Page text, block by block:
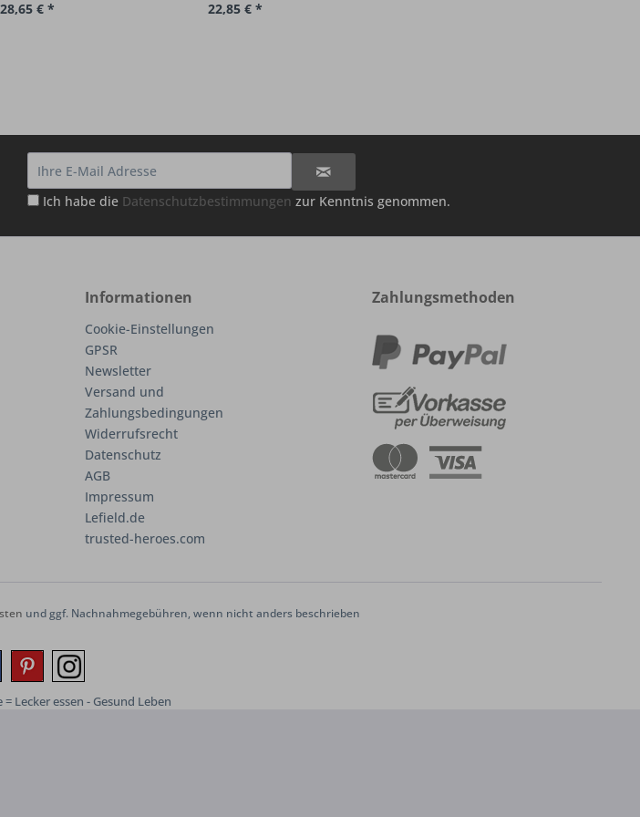
28,65 € * 22,85 € *
Ich habe die Datenschutzbestimmungen zur Kenntnis genommen.
Informationen
Cookie-Einstellungen
GPSR
Newsletter
Versand und
Zahlungsbedingungen
Widerrufsrecht
Datenschutz
AGB
Impressum
Lefield.de
trusted-heroes.com
Zahlungsmethoden
und ggf. Nachnahmegebühren, wenn nicht anders beschrieben
Lecker essen - Gesund Leben